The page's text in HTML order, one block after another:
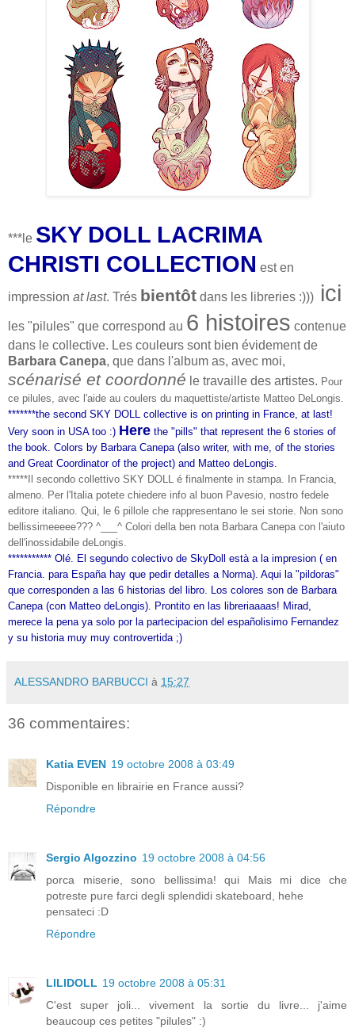
***le SKY DOLL LACRIMA
CHRISTI COLLECTION est en
impression at last. Trés bientôt dans les libreries :))) ici
les "pilules" que correspond au 6 histoires contenue
dans le collective. Les couleurs sont bien évidement de
Barbara Canepa, que dans l'album as, avec moi,
scénarisé et coordonné le travaille des artistes. Pour
ce pilules, avec l'aide au coulers du maquettiste/artiste Matteo DeLongis.
*******the second SKY DOLL collective is on printing in France, at last!
Very soon in USA too :) Here the "pills" that represent the 6 stories of
the book. Colors by Barbara Canepa (also writer, with me, of the stories
and Great Coordinator of the project) and Matteo deLongis.
*****Il secondo collettivo SKY DOLL é finalmente in stampa. In Francia,
almeno. Per l'Italia potete chiedere info al buon Pavesio, nostro fedele
editore italiano. Qui, le 6 pillole che rappresentano le sei storie. Non sono
bellissimeeeee??? ^___^ Colori della ben nota Barbara Canepa con l'aiuto
dell'inossidabile deLongis.
*********** Olé. El segundo colectivo de SkyDoll està a la impresion ( en
Francia. para España hay que pedir detalles a Norma). Aqui la "pildoras"
que corresponden a las 6 historias del libro. Los colores son de Barbara
Canepa (con Matteo deLongis). Prontito en las libreriaaaas! Mirad,
merece la pena ya solo por la partecipacion del españolisimo Fernandez
y su historia muy muy controvertida ;)
ALESSANDRO BARBUCCI à 15:27
36 commentaires:
Katia EVEN 19 octobre 2008 à 03:49
Disponible en librairie en France aussi?
Répondre
Sergio Algozzino 19 octobre 2008 à 04:56
porca miserie, sono bellissima! qui Mais mi dice che
potreste pure farci degli splendidi skateboard, hehe
pensateci :D
Répondre
LILIDOLL 19 octobre 2008 à 05:31
C'est super joli... vivement la sortie du livre... j'aime
beaucoup ces petites "pilules" :)